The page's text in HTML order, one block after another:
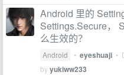
Android 里的
Settings.Secure，
么生效的？
Android • eyeshuaji •
byyukiww233